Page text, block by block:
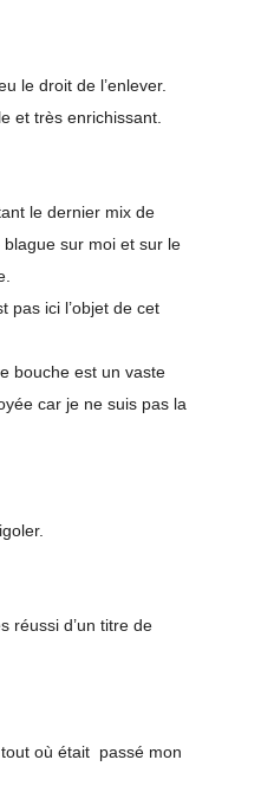
le droit de l’enlever.
et très enrichissant.
le dernier mix de
sur moi et sur le
pas ici l’objet de cet
bouche est un vaste
car je ne suis pas la
réussi d’un titre de
où était passé mon